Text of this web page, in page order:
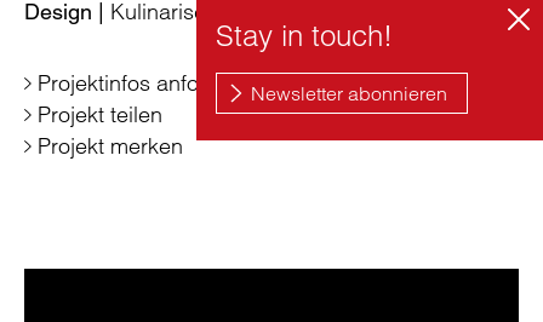
Design | Kulinarische Inszenierungen
Projektinfos anfordern
Projekt teilen
Projekt merken